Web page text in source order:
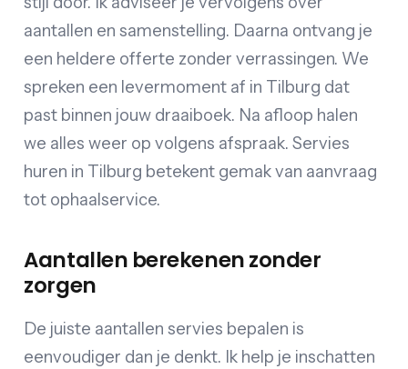
aantallen en samenstelling. Daarna ontvang je
een heldere offerte zonder verrassingen. We
spreken een levermoment af in Tilburg dat
past binnen jouw draaiboek. Na afloop halen
we alles weer op volgens afspraak. Servies
huren in Tilburg betekent gemak van aanvraag
tot ophaalservice.
Aantallen berekenen zonder
zorgen
De juiste aantallen servies bepalen is
eenvoudiger dan je denkt. Ik help je inschatten